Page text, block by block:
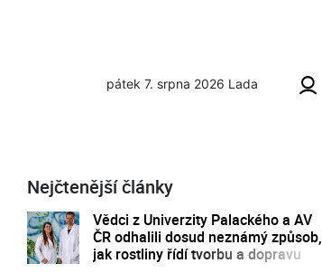
pátek 7. srpna 2026 Lada
Nejčtenější články
Vědci z Univerzity Palackého a AV
ČR odhalili dosud neznámý způsob,
jak rostliny řídí tvorbu a dopravu